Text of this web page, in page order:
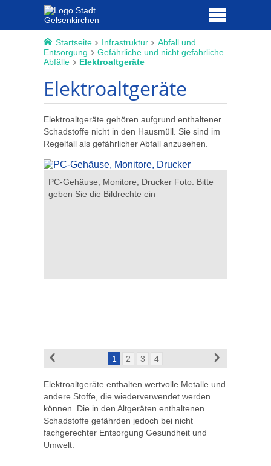
Startseite Infrastruktur
Abfall und
Entsorgung
Gefährliche und nicht gefährliche
Abfälle
Elektroaltgeräte
Elektroaltgeräte
Elektroaltgeräte gehören aufgrund enthaltener
Schadstoffe nicht in den Hausmüll. Sie sind im
Regelfall als gefährlicher Abfall anzusehen.
PC-Gehäuse, Monitore, Drucker Foto: Bitte
geben Sie die Bildrechte ein
1 2 3 4
Elektroaltgeräte enthalten wertvolle Metalle und
andere Stoffe, die wiederverwendet werden
können. Die in den Altgeräten enthaltenen
Schadstoffe gefährden jedoch bei nicht
fachgerechter Entsorgung Gesundheit und
Umwelt.